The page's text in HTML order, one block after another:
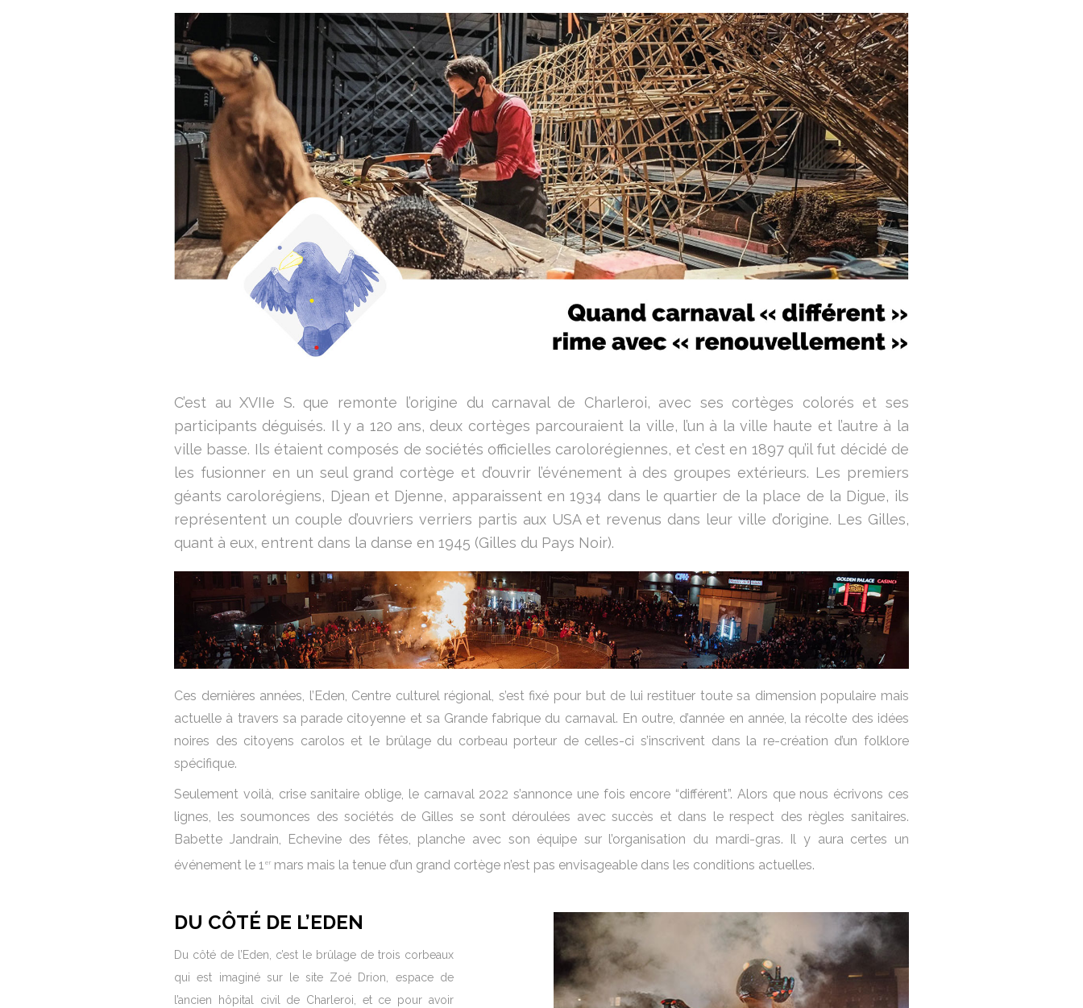
C’est au XVIIe S. que remonte l’origine du carnaval de Charleroi, avec ses cortèges colorés et ses
participants déguisés. Il y a 120 ans, deux cortèges parcouraient la ville, l’un à la ville haute et l’autre à la
ville basse. Ils étaient composés de sociétés officielles carolorégiennes, et c’est en 1897 qu’il fut décidé de
les fusionner en un seul grand cortège et d’ouvrir l’événement à des groupes extérieurs. Les premiers
géants carolorégiens, Djean et Djenne, apparaissent en 1934 dans le quartier de la place de la Digue, ils
représentent un couple d’ouvriers verriers partis aux USA et revenus dans leur ville d’origine. Les Gilles,
quant à eux, entrent dans la danse en 1945 (Gilles du Pays Noir).
Ces dernières années, l’Eden, Centre culturel régional, s’est fixé pour but de lui restituer toute sa dimension populaire mais
actuelle à travers sa parade citoyenne et sa Grande fabrique du carnaval. En outre, d’année en année, la récolte des idées
noires des citoyens carolos et le brûlage du corbeau porteur de celles-ci s’inscrivent dans la re-création d’un folklore
spécifique.
Seulement voilà, crise sanitaire oblige, le carnaval 2022 s’annonce une fois encore ​ “différent”. Alors que nous écrivons ces
lignes, les soumonces des sociétés de Gilles se sont déroulées avec succès et dans le respect des règles sanitaires.
Babette Jandrain, Echevine des fêtes, planche avec son équipe sur l’organisation du mardi-gras. Il y aura certes un
événement le 1 er mars mais la tenue d’un grand cortège n’est pas envisageable dans les conditions actuelles.
DU CÔTÉ DE L’EDEN
Du côté de l’Eden, c’est le brûlage de trois corbeaux
qui est imaginé sur le site Zoé Drion, espace de
l’ancien hôpital civil de Charleroi, et ce pour avoir